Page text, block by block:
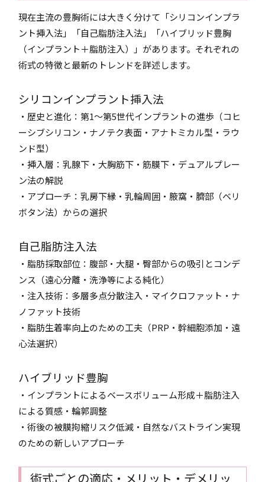
現在主流の豊胸術には大きく分けて「シリコンインプラ
ント挿入法」「自己脂肪注入法」「ハイブリッド豊胸
（インプラント＋脂肪注入）」があります。それぞれの
術式の特徴と最新のトレンドを詳述します。
シリコンインプラント挿入法
・歴史と進化：第1〜第5世代インプラントの進歩（コヒ
ーシブシリコン・ナノテク表面・アナトミカル型・ラウ
ンド型）
・挿入層：乳腺下・大胸筋下・筋膜下・デュアルプレー
ン法の解説
・アプローチ：乳房下縁・乳輪周囲・腋窩・臍部（ベリ
ボタン法）からの選択
自己脂肪注入法
・脂肪採取部位：腹部・大腿・臀部からの吸引とコンデ
ンス（遠心分離・洗浄等による純化）
・注入技術：多層多点分散注入・マイクロファット・ナ
ノファット技術
・脂肪生着率向上のための工夫（PRP・幹細胞添加・遠
心法選択）
ハイブリッド豊胸
・インプラントによるベースボリューム形成＋脂肪注入
による質感・輪郭調整
・術後の被膜拘縮リスク低減・自然なバストライン実現
のための新しいアプローチ
術式ごとの適応・メリット・デメリッ